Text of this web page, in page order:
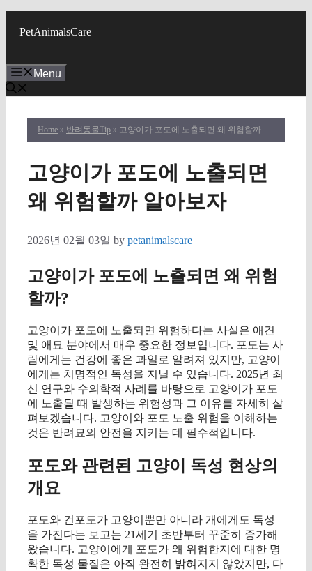
PetAnimalsCare
Menu
Home » 반려동물Tip » 고양이가 포도에 노출되면 왜 위험할까 알아보자
고양이가 포도에 노출되면
왜 위험할까 알아보자
2026년 02월 03일 by petanimalscare
고양이가 포도에 노출되면 왜 위험
할까?
고양이가 포도에 노출되면 위험하다는 사실은 애견
및 애묘 분야에서 매우 중요한 정보입니다. 포도는 사
람에게는 건강에 좋은 과일로 알려져 있지만, 고양이
에게는 치명적인 독성을 지닐 수 있습니다. 2025년 최
신 연구와 수의학적 사례를 바탕으로 고양이가 포도
에 노출될 때 발생하는 위험성과 그 이유를 자세히 살
펴보겠습니다. 고양이와 포도 노출 위험을 이해하는
것은 반려묘의 안전을 지키는 데 필수적입니다.
포도와 관련된 고양이 독성 현상의
개요
포도와 건포도가 고양이뿐만 아니라 개에게도 독성
을 가진다는 보고는 21세기 초반부터 꾸준히 증가해
왔습니다. 고양이에게 포도가 왜 위험한지에 대한 명
확한 독성 물질은 아직 완전히 밝혀지지 않았지만, 다